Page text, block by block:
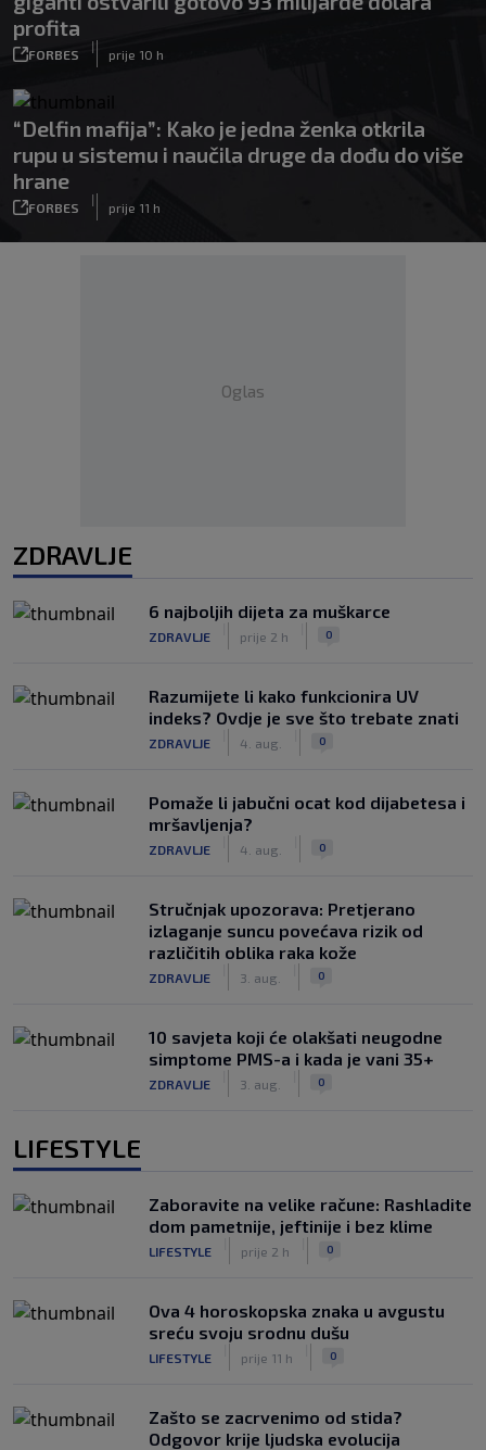
profita
FORBES
|
prije 10 h
“Delfin mafija”: Kako je jedna ženka otkrila
rupu u sistemu i naučila druge da dođu do više
hrane
FORBES
|
prije 11 h
Oglas
ZDRAVLJE
6 najboljih dijeta za muškarce
ZDRAVLJE prije 2 h 0
Razumijete li kako funkcionira UV
indeks? Ovdje je sve što trebate znati
ZDRAVLJE 4. aug. 0
Pomaže li jabučni ocat kod dijabetesa i
mršavljenja?
ZDRAVLJE 4. aug. 0
Stručnjak upozorava: Pretjerano
izlaganje suncu povećava rizik od
različitih oblika raka kože
ZDRAVLJE 3. aug. 0
10 savjeta koji će olakšati neugodne
simptome PMS-a i kada je vani 35+
ZDRAVLJE 3. aug. 0
LIFESTYLE
Zaboravite na velike račune: Rashladite
dom pametnije, jeftinije i bez klime
LIFESTYLE prije 2 h 0
Ova 4 horoskopska znaka u avgustu
sreću svoju srodnu dušu
LIFESTYLE prije 11 h 0
Zašto se zacrvenimo od stida?
Odgovor krije ljudska evolucija